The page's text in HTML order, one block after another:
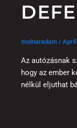
molnaradam/April
Az autózásnak
hogy az ember
nélkül eljuthat